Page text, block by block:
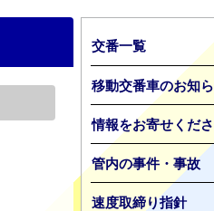
交番一覧
移動交番車のお知
情報をお寄せくだ
管内の事件・事故
速度取締り指針